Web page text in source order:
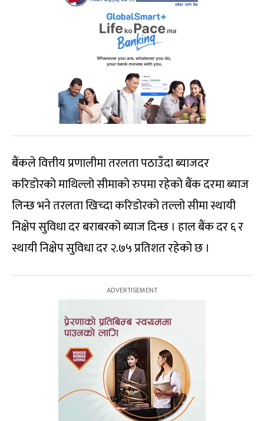
बैंकले वित्तीय प्रणालीमा तरलता पठाउँदा ब्याजदर
करिडोरको माथिल्लो सीमाको रुपमा रहेको बैंक दरमा ब्याज
लिन्छ भने तरलता खिच्दा करिडोरको तल्लो सीमा स्थायी
निक्षेप सुविधा दर बराबरको ब्याज दिन्छ । हाल बैंक दर ६ र
स्थायी निक्षेप सुविधा दर २.७५ प्रतिशत रहेको छ ।